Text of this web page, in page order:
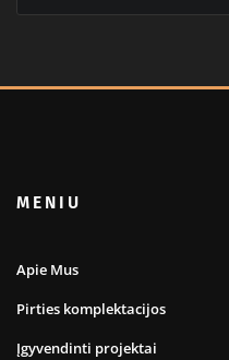
MENIU
Apie Mus
Pirties komplektacijos
Įgyvendinti projektai